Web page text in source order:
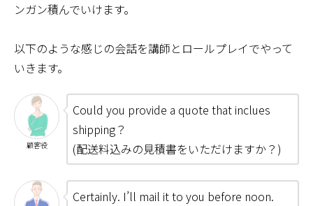
ンガン積んでいけます。
以下のような感じの会話を講師とロールプレイでやって
いきます。
顧客役
Could you provide a quote that inclues
shipping？
(配送料込みの見積書をいただけますか？)
Certainly. I’ll mail it to you before noon.